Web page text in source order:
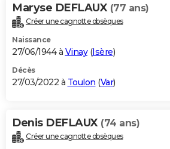
Maryse DEFLAUX (77 ans)
Créer une cagnotte obsèques
Naissance
27/06/1944 à Vinay(Isère)
Décès
27/03/2022 à Toulon (Var)
Denis DEFLAUX (74 ans)
Créer une cagnotte obsèques